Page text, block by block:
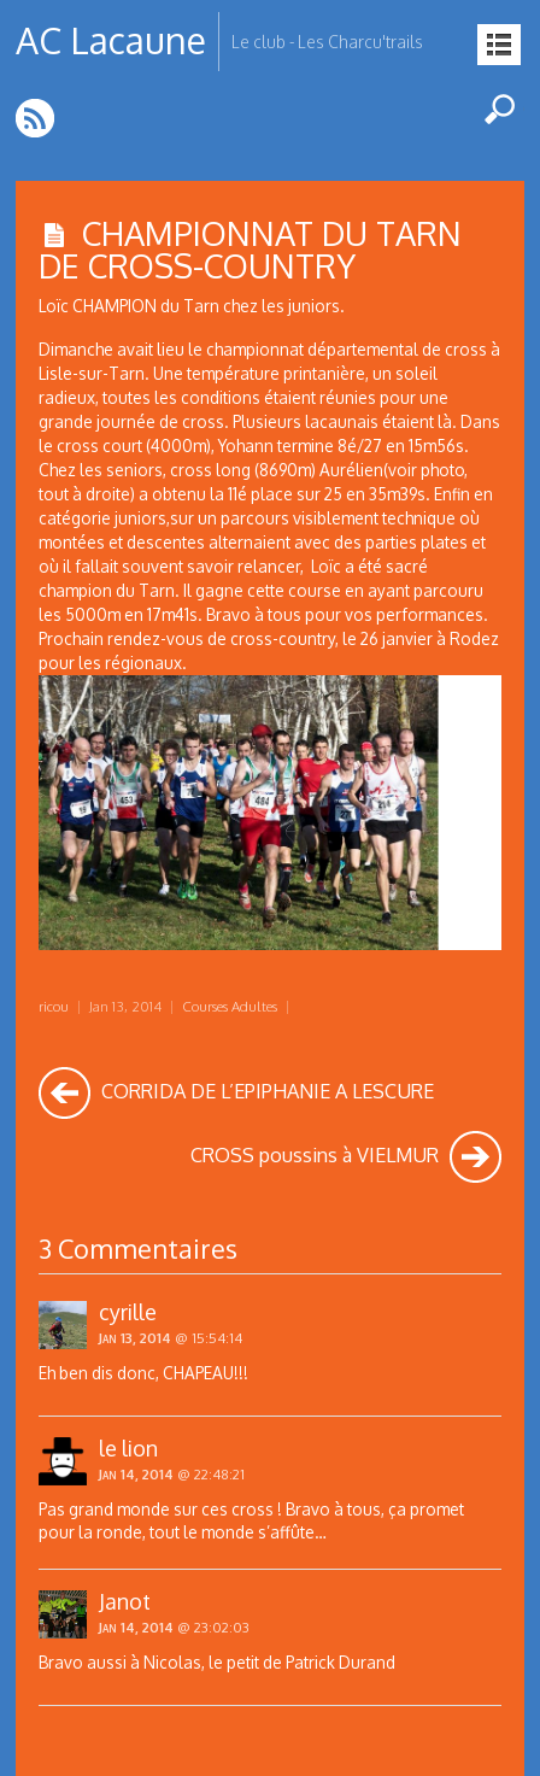
AC Lacaune Le club - Les Charcu'trails
CHAMPIONNAT DU TARN
DE CROSS-COUNTRY
Loïc CHAMPION du Tarn chez les juniors.
Dimanche avait lieu le championnat départemental de cross à
Lisle-sur-Tarn. Une température printanière, un soleil
radieux, toutes les conditions étaient réunies pour une
grande journée de cross. Plusieurs lacaunais étaient là. Dans
le cross court (4000m), Yohann termine 8é/27 en 15m56s.
Chez les seniors, cross long (8690m) Aurélien(voir photo,
tout à droite) a obtenu la 11é place sur 25 en 35m39s. Enfin en
catégorie juniors,sur un parcours visiblement technique où
montées et descentes alternaient avec des parties plates et
où il fallait souvent savoir relancer, Loïc a été sacré
champion du Tarn. Il gagne cette course en ayant parcouru
les 5000m en 17m41s. Bravo à tous pour vos performances.
Prochain rendez-vous de cross-country, le 26 janvier à Rodez
pour les régionaux.
ricou | Jan 13, 2014 | Courses Adultes |
CORRIDA DE L’EPIPHANIE A LESCURE
CROSS poussins à VIELMUR
3 Commentaires
cyrille
Jan 13, 2014 @ 15:54:14
Eh ben dis donc, CHAPEAU!!!
le lion
Jan 14, 2014 @ 22:48:21
Pas grand monde sur ces cross ! Bravo à tous, ça promet
pour la ronde, tout le monde s’affûte…
Janot
Jan 14, 2014 @ 23:02:03
Bravo aussi à Nicolas, le petit de Patrick Durand